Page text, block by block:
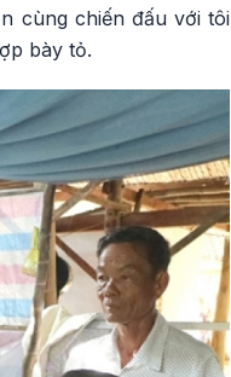
cùng chiến đấu với tôi
bày tỏ.